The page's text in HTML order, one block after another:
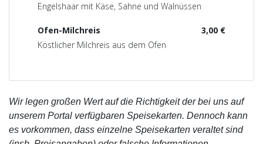
Engelshaar mit Käse, Sahne und Walnüssen
3,00 €
Ofen-Milchreis
Köstlicher Milchreis aus dem Ofen
Wir legen großen Wert auf die Richtigkeit der bei uns auf
unserem Portal verfügbaren Speisekarten. Dennoch kann
es vorkommen, dass einzelne Speisekarten veraltet sind